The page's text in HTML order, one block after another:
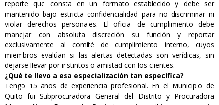
reporte que consta en un formato establecido y debe ser
mantenido bajo estricta confidencialidad para no discriminar ni
violar derechos personales. El oficial de cumplimiento debe
manejar con absoluta discreción su función y reportar
exclusivamente al comité de cumplimiento interno, cuyos
miembros evalúan si las alertas detectadas son verídicas, sin
dejarse llevar por instintos o amistad con los clientes.
¿Qué te llevo a esa especialización tan específica?
Tengo 15 años de experiencia profesional. En el Municipio de
Quito fui Subprocuradora General del Distrito y Procuradora